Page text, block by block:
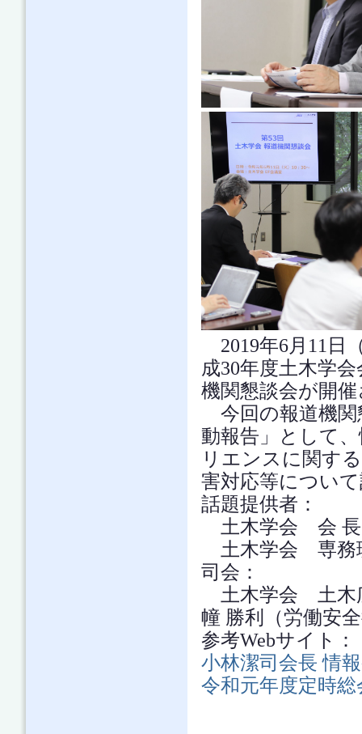
2019年6月11日
成30年度土木学
機関懇談会が開
今回の報道機関
動報告」として
リエンスに関す
害対応等につい
話題提供者：
土木学会 会 長
土木学会 専務
司会：
土木学会 土木
幢 勝利（労働安
参考Webサイト：
小林潔司会長 情
令和元年度定時